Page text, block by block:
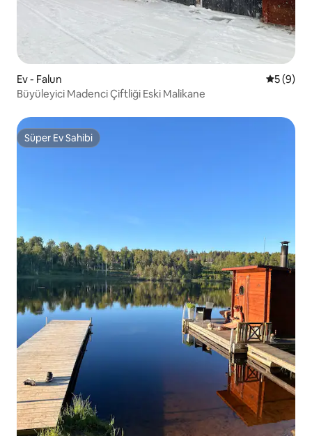
Ev - Falun 55 (9)
Büyüleyici Madenci Çiftliği Eski Malikane
Süper Ev Sahibi
Süper Ev Sahibi